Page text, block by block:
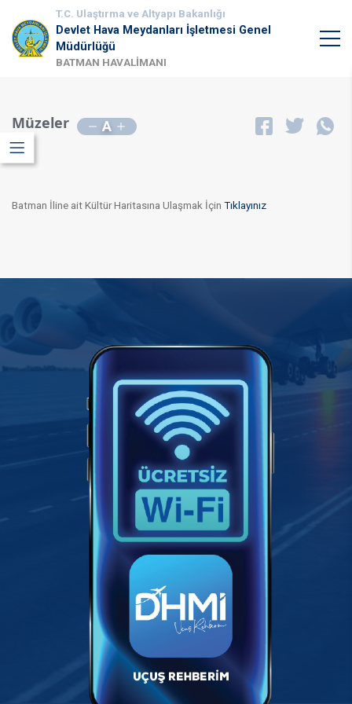
T.C. Ulaştırma ve Altyapı Bakanlığı
Devlet Hava Meydanları İşletmesi Genel
Müdürlüğü
BATMAN HAVALİMANI
Müzeler A
Batman İline ait Kültür Haritasına Ulaşmak İçin Tıklayınız